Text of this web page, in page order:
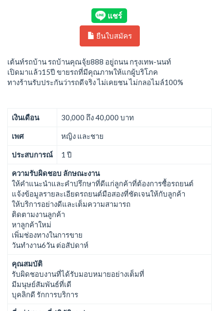
ยืนใบสมัคร
เต้นท์รถบ้าน รถบ้านคุณจุ้ย888 อยู่ถนน กรุงเทพ-นนท์
เปิดมาแล้ว15ปี ขายรถที่มีคุณภาพให้แกผู้บริโภค
ทางร้านรับประกันว่ารถดีจริง ไม่เคยชน ไม่กลอไมล์100%
เงินเดือน 30,000 ถึง 40,000 บาท
เพศ หญิง และชาย
ประสบการณ์ 1 ปี
ความรับผิดชอบ ลักษณะงาน
ให้คำแนะนำและคำปรึกษาที่ดีแก่ลูกค้าที่ต้องการซื้อรถยนต์
แจ้งข้อมูลรายละเอียดรถยนต์มือสองที่ชัดเจนให้กับลูกค้า
ให้บริการอย่างดีและเต็มความสามารถ
ติดตามงานลูกค้า
หาลูกค้าใหม่
เพิ่มช่องทางในการขาย
วันทำงาน6วัน ต่อสัปดาห์
คุณสมบัติ
รับผิดชอบงานที่ได้รับมอบหมายอย่างเต็มที่
มีมนุษย์สัมพันธ์ที่เดี
บุคลิกดี รักการบริการ